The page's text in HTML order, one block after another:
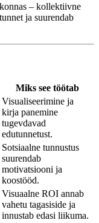
– kollektiivne
ja suurendab
Miks see töötab
Visualiseerimine ja
kirja panemine
tugevdavad
edutunnetust.
Sotsiaalne tunnustus
suurendab
motivatsiooni ja
koostööd.
Visuaalne ROI annab
vahetu tagasiside ja
innustab edasi liikuma.